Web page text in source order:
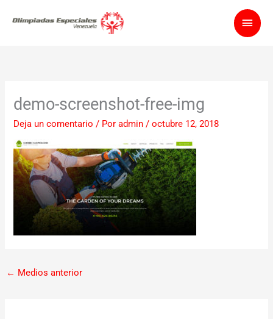
demo-screenshot-free-img
Deja un comentario / Poradmin/octubre 12, 2018
← Medios anterior